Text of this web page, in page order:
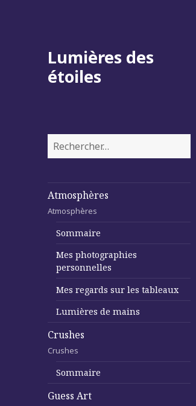
Lumières des
étoiles
Rechercher :
Atmosphères
Atmosphères
Sommaire
Mes photographies
personnelles
Mes regards sur les tableaux
Lumières de mains
Crushes
Crushes
Sommaire
Guess Art